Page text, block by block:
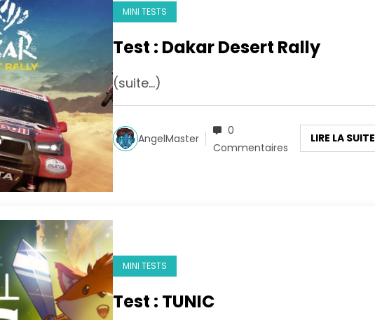
MINI TESTS
Test : Dakar Desert Rally
(suite…)
AngelMaster
0
Commentaires
LIRE LA SUITE
MINI TESTS
Test : TUNIC